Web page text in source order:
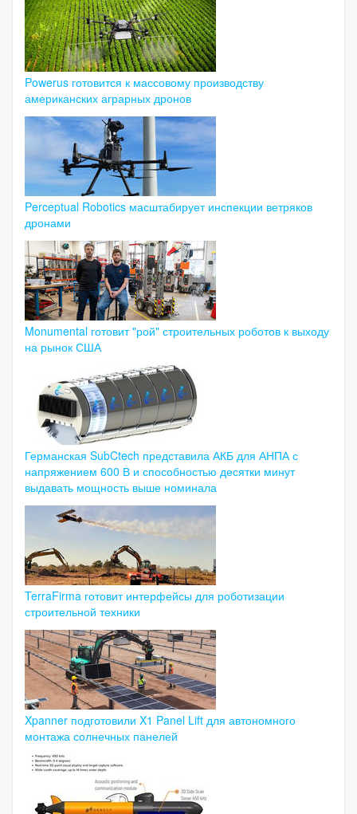
Powerus готовится к массовому производству
американских аграрных дронов
Perceptual Robotics масштабирует инспекции ветряков
дронами
Monumental готовит "рой" строительных роботов к выходу
на рынок США
Германская SubCtech представила АКБ для АНПА с
напряжением 600 В и способностью десятки минут
выдавать мощность выше номинала
TerraFirma готовит интерфейсы для роботизации
строительной техники
Xpanner подготовили X1 Panel Lift для автономного
монтажа солнечных панелей